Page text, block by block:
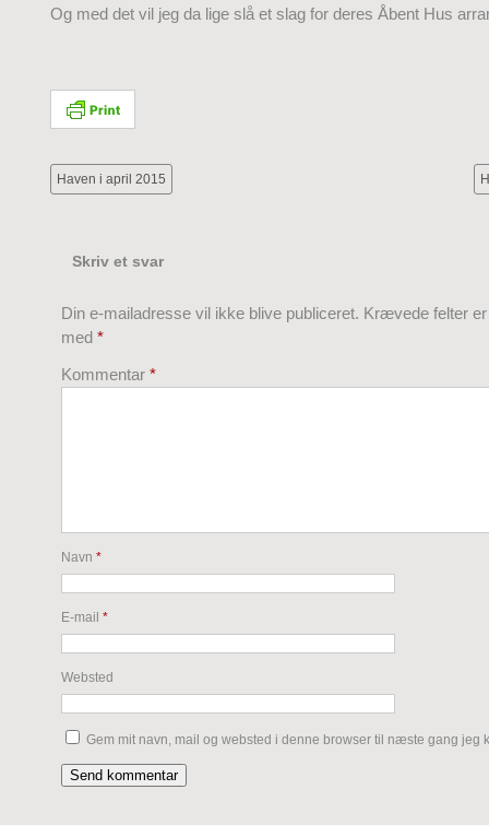
Og med det vil jeg da lige slå et slag for deres Åbent Hus
Haven i april 2015
Skriv et svar
Din e-mailadresse vil ikke blive publiceret. Krævede felter
med *
Kommentar *
Navn *
E-mail *
Websted
Gem mit navn, mail og websted i denne browser til næste gang jeg